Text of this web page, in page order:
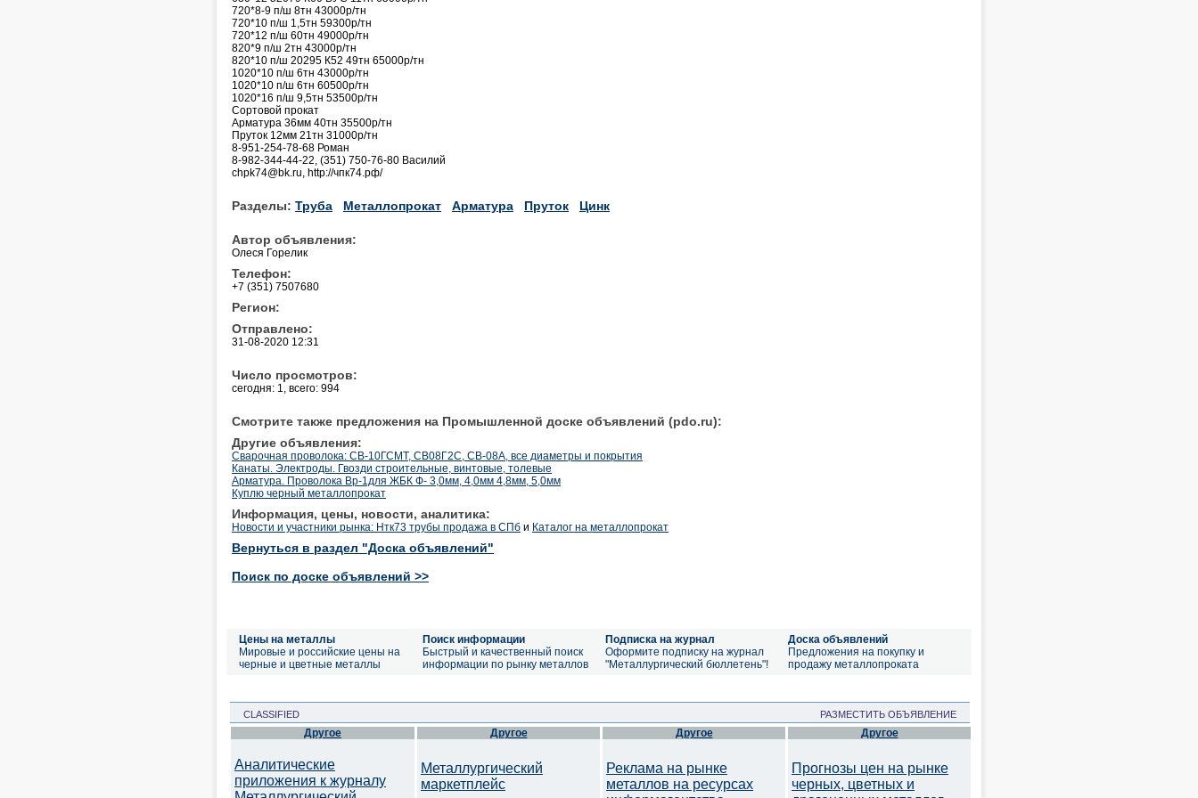
720*8-9 п/ш 8тн 43000р/тн
720*10 п/ш 1,5тн 59300р/тн
720*12 п/ш 60тн 49000р/тн
820*9 п/ш 2тн 43000р/тн
820*10 п/ш 20295 К52 49тн 65000р/тн
1020*10 п/ш 6тн 43000р/тн
1020*10 п/ш 6тн 60500р/тн
1020*16 п/ш 9,5тн 53500р/тн
Сортовой прокат
Арматура 36мм 40тн 35500р/тн
Пруток 12мм 21тн 31000р/тн
8-951-254-78-68 Роман
8-982-344-44-22, (351) 750-76-80 Василий
chpk74@bk.ru, http://чпк74.рф/
Разделы: Труба Металлопрокат Арматура Пруток Цинк
Автор объявления:
Олеся Горелик
Телефон:
+7 (351) 7507680
Регион:
Отправлено:
31-08-2020 12:31
Число просмотров:
сегодня: 1, всего: 994
Смотрите также предложения на Промышленной доске объявлений (pdo.ru):
Другие объявления:
Cварочная проволока: СВ-10ГСМТ, СВ08Г2С, СВ-08А, все диаметры и покрытия
Канаты. Электроды. Гвозди строительные, винтовые, толевые
Арматура. Проволока Вр-1для ЖБК Ф- 3,0мм, 4,0мм 4,8мм, 5,0мм
Куплю черный металлопрокат
Информация, цены, новости, аналитика:
Новости и участники рынка: Нтк73 трубы продажа в СПб и Каталог на металлопрокат
Вернуться в раздел "Доска объявлений"
Поиск по доске объявлений >>
Цены на металлы
Мировые и российские цены на
черные и цветные металлы
Поиск информации
Быстрый и качественный поиск
информации по рынку металлов
Подписка на журнал
Оформите подписку на журнал
"Металлургический бюллетень"!
Доска объявлений
Предложения на покупку и
продажу металлопроката
CLASSIFIED РАЗМЕСТИТЬ ОБЪЯВЛЕНИЕ
Другое
Аналитические
приложения к журналу
Другое
Металлургический
маркетплейс
Другое
Реклама на рынке
металлов на ресурсах
Другое
Прогнозы цен на рынке
черных, цветных и